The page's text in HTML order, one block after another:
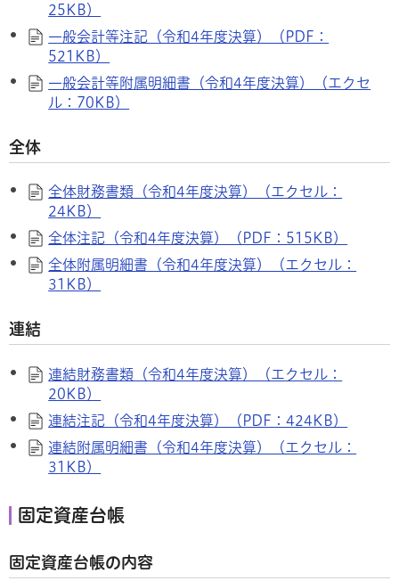
25KB）
一般会計等注記（令和4年度決算）（PDF：
521KB）
一般会計等附属明細書（令和4年度決算）（エクセ
ル：70KB）
全体
全体財務書類（令和4年度決算）（エクセル：
24KB）
全体注記（令和4年度決算）（PDF：515KB）
全体附属明細書（令和4年度決算）（エクセル：
31KB）
連結
連結財務書類（令和4年度決算）（エクセル：
20KB）
連結注記（令和4年度決算）（PDF：424KB）
連結附属明細書（令和4年度決算）（エクセル：
31KB）
固定資産台帳
固定資産台帳の内容